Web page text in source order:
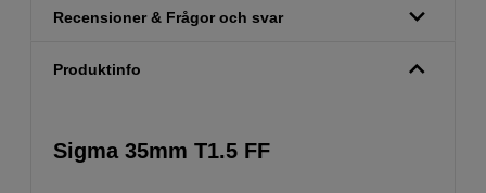
Recensioner & Frågor och svar
Produktinfo
Sigma 35mm T1.5 FF